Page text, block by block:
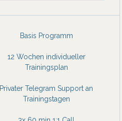
Basis Programm
12 Wochen individueller
Trainingsplan
Privater Telegram Support an
Trainingstagen